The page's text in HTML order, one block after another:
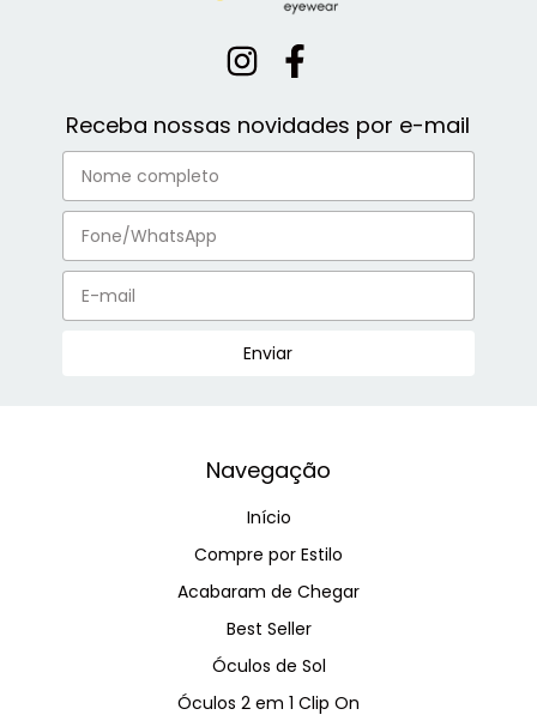
Receba nossas novidades por e-mail
Navegação
Início
Compre por Estilo
Acabaram de Chegar
Best Seller
Óculos de Sol
Óculos 2 em 1 Clip On